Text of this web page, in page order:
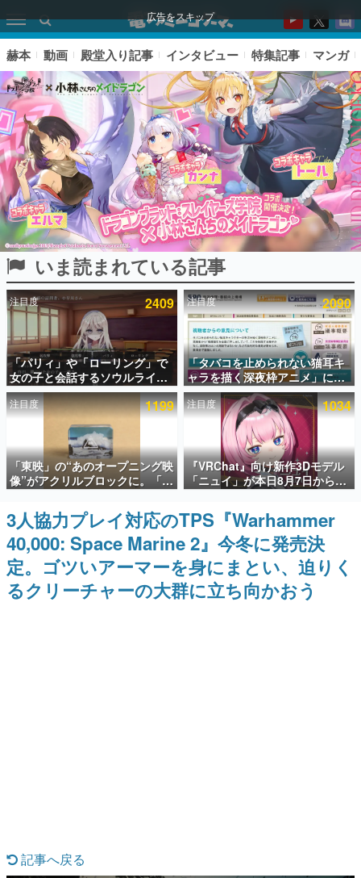
広告をスキップ
ピックアップ
電ファミのいま読まれている記事ランキング
アプリセール情報
インタビュー
連載・特集一覧
殿堂入り記事
SNS拡散数が数千以上！ ページビュー数万以上！ などな
ど。多くの人々に読まれた、電ファミ渾身の“殿堂入り”記
事をまとめました。
ゲームの企画書
名作ゲームクリエイターの方々に製作時のエピソードをお
聞きし、ヒットする企画（ゲーム）とは何か？を探ってい
赫本
この物語を解いてはいけない。『赫本』は、〈試験問題〉
赫本 動画 殿堂入り記事 インタビュー 特集記事 マンガ
いま読まれている記事
注目度 2409
「パリィ」や「ローリング」で
女の子と会話するソウルライク
恋愛ゲーム『小早川さんはソウ
ルライク』無料公開。返事に失
敗すると「YOU DIED」
注目度 2090
「タバコを止められない猫耳キ
ャラを描く深夜枠アニメ」に視
聴者の一部から批判意見。違法
薬物の使用と思しき描写も含め
て、BPOが議論を交わす
注目度 1199
「東映」の“あのオープニング映
像”がアクリルブロックに。「東
映ヒストリカル グッズコレクシ
ョン」が8月下旬より発売
注目度 1034
『VRChat』向け新作3Dモデル
「ニュイ」が本日8月7日から
BOOTHにて発売。瞳に光る星
や感情豊かな表情が、小悪魔か
わいい
3人協力プレイ対応のTPS『Warhammer
40,000: Space Marine 2』今冬に発売決
定。ゴツいアーマーを身にまとい、迫りく
るクリーチャーの大群に立ち向かおう
記事へ戻る